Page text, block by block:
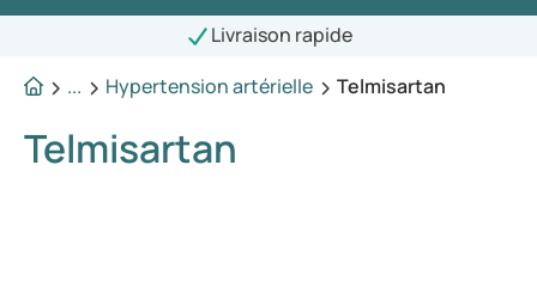
Livraison rapide
...
Hypertension artérielle Telmisartan
Telmisartan